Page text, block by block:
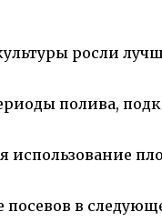
росли
полива,
в